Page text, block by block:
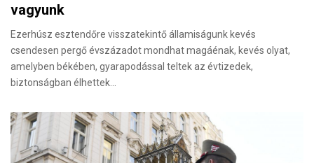
vagyunk
Ezerhúsz esztendőre visszatekintő államiságunk kevés
csendesen pergő évszázadot mondhat magáénak, kevés olyat,
amelyben békében, gyarapodással teltek az évtizedek,
biztonságban élhettek…